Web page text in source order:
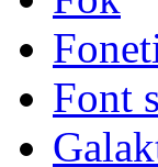
Font